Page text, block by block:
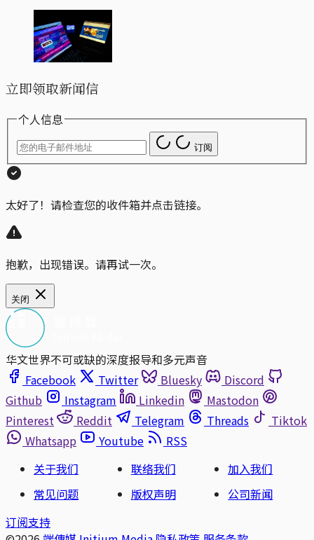
立即领取新闻信
个人信息
订阅
太好了！请检查您的收件箱并点击链接。
抱歉，出现错误。请再试一次。
关闭
华文世界不可或缺的深度报导和多元声音
Facebook
Twitter Bluesky
Discord
Github
Instagram Linkedin
Mastodon
Pinterest
Reddit Telegram Threads
Tiktok
Whatsapp
Youtube
RSS
关于我们
联络我们
加入我们
常见问题
版权声明
公司新闻
订阅支持